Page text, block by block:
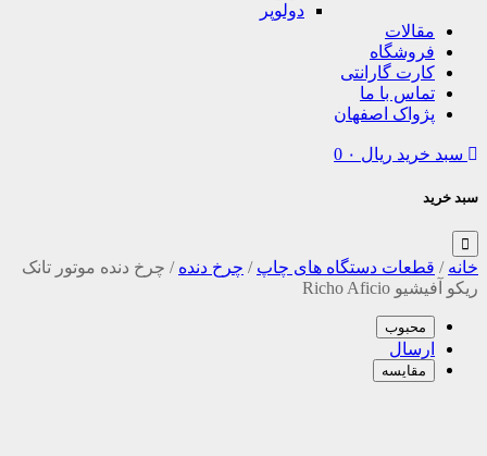
دولوپر
مقالات
فروشگاه
کارت گارانتی
تماس با ما
پژواک اصفهان
سبد خرید ریال 0
سبد خرید
خانه / قطعات دستگاه های چاپ / چرخ دنده / چرخ دنده موتور تانک
ریکو آفیشیو Richo Aficio
محبوب
ارسال
مقایسه